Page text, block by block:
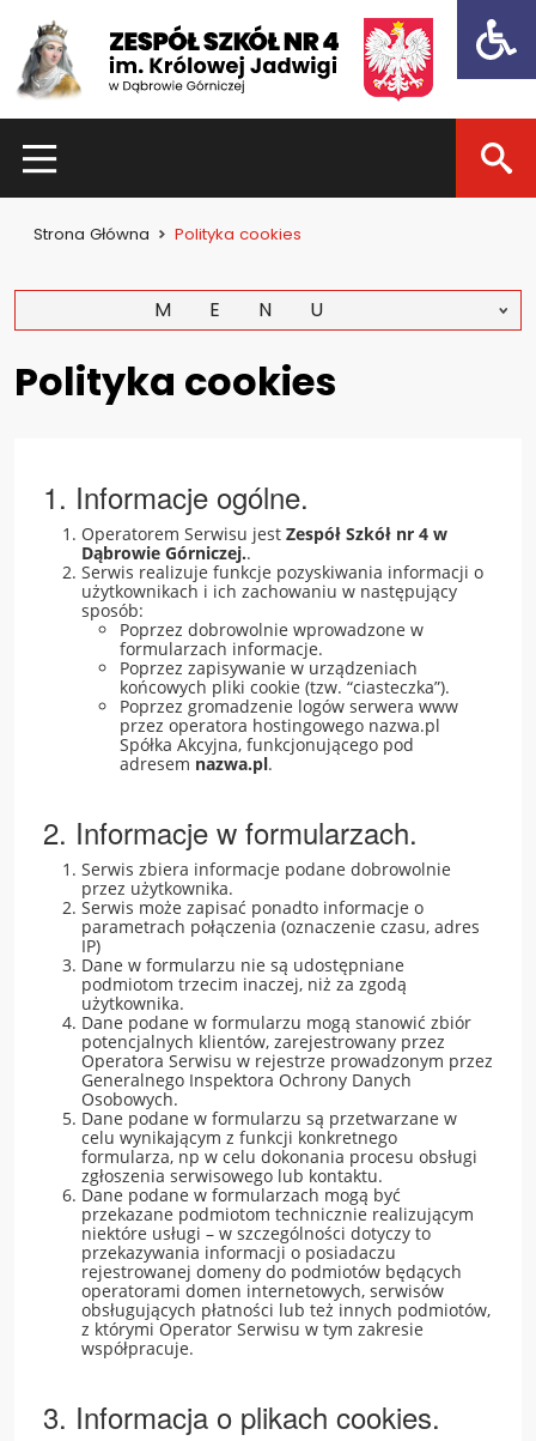
Dzień otwarty 2021
Zajęcia pozalekcyjne
Dla rodziców
Nieodpłatna pomoc prawna i poradnictwo...
Kadra nauczycielska
Druki do pobrania
Zajęcia pozalekcyjne
Konkursy
Wszystko o wszawicy
Dla nauczycieli
Kadra nauczycielska
Aktywna tablica
Do pobrania - nauczyciele
27 stycznia- Międzynarodowy Dzień Pamięci
o Ofiarach Holokaustu
Konkurs
Aktualności
Kontakt
Strona Główna Polityka cookies
MENU
Polityka cookies
1. Informacje ogólne.
Operatorem Serwisu jest Zespół Szkół nr 4 w
Dąbrowie Górniczej..
Serwis realizuje funkcje pozyskiwania informacji o
użytkownikach i ich zachowaniu w następujący
sposób:
Poprzez dobrowolnie wprowadzone w
formularzach informacje.
Poprzez zapisywanie w urządzeniach
końcowych pliki cookie (tzw. “ciasteczka”).
Poprzez gromadzenie logów serwera www
przez operatora hostingowego nazwa.pl
Spółka Akcyjna, funkcjonującego pod
adresem nazwa.pl.
2. Informacje w formularzach.
Serwis zbiera informacje podane dobrowolnie
przez użytkownika.
Serwis może zapisać ponadto informacje o
parametrach połączenia (oznaczenie czasu, adres
IP)
Dane w formularzu nie są udostępniane
podmiotom trzecim inaczej, niż za zgodą
użytkownika.
Dane podane w formularzu mogą stanowić zbiór
potencjalnych klientów, zarejestrowany przez
Operatora Serwisu w rejestrze prowadzonym przez
Generalnego Inspektora Ochrony Danych
Osobowych.
Dane podane w formularzu są przetwarzane w
celu wynikającym z funkcji konkretnego
formularza, np w celu dokonania procesu obsługi
zgłoszenia serwisowego lub kontaktu.
Dane podane w formularzach mogą być
przekazane podmiotom technicznie realizującym
niektóre usługi – w szczególności dotyczy to
przekazywania informacji o posiadaczu
rejestrowanej domeny do podmiotów będących
operatorami domen internetowych, serwisów
obsługujących płatności lub też innych podmiotów,
z którymi Operator Serwisu w tym zakresie
współpracuje.
3. Informacja o plikach cookies.